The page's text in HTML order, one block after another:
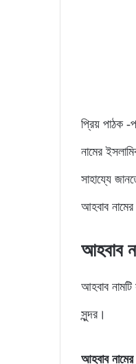
প্রিয় পাঠক -
নামের
সাহায্যে
আহবাব
আহবাব
আহবাব
সুন্দর।
আহবাব